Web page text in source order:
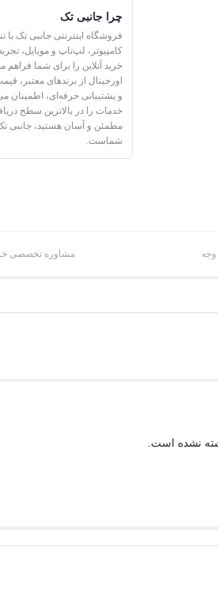
چرا جانبی تک
فروشگاه اینترنتی جانبی تک با
کامپیوتر، لپ‌تاپ و موبایل،
خرید آنلاین را برای شما فراهم
اورجینال از برندهای معتبر،
و پشتیبانی حرفه‌ای، اطمینان
خدمات را در بالاترین سطح
مطمئن و آسان هستید، جانبی
شماست.
مشاوره تخصصی
نشده است.